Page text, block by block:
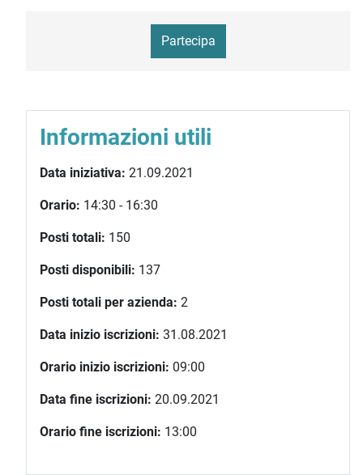
Partecipa
Informazioni utili
Data iniziativa: 21.09.2021
Orario: 14:30 - 16:30
Posti totali: 150
Posti disponibili: 137
Posti totali per azienda: 2
Data inizio iscrizioni: 31.08.2021
Orario inizio iscrizioni: 09:00
Data fine iscrizioni: 20.09.2021
Orario fine iscrizioni: 13:00